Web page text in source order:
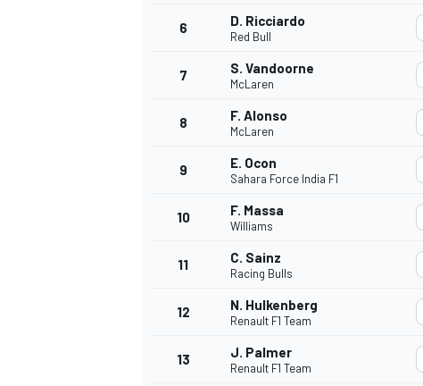
6 D. Ricciardo
Red Bull
7 S. Vandoorne
McLaren
8 F. Alonso
McLaren
9 E. Ocon
Sahara Force India F1
10 F. Massa
Williams
11 C. Sainz
Racing Bulls
12 N. Hulkenberg
Renault F1 Team
13 J. Palmer
Renault F1 Team